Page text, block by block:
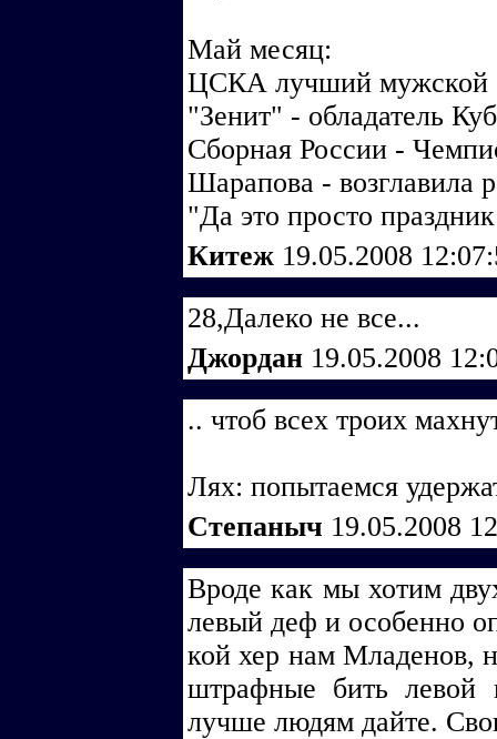
Май месяц:
ЦСКА лучший мужской
"Зенит" - обладатель
Сборная России -
Шарапова - возглавила
"Да это просто
Китеж 19.05.2008
28,Далеко не все...
Джордан 19.05.2008
.. чтоб всех троих
Лях: попытаемся
Степаныч 19.05.2008
Вроде как мы хотим
левый деф и особенно
кой хер нам Младенов,
штрафные бить левой
лучше людям дайте.